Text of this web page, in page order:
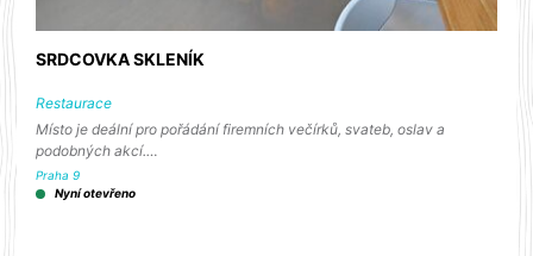
SRDCOVKA SKLENÍK
Restaurace
Místo je deální pro pořádání firemních večírků, svateb, oslav a
podobných akcí.…
Praha 9
Nyní otevřeno